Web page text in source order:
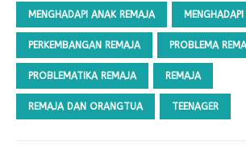
MENGHADAPI ANAK REMAJA
PERKEMBANGAN REMAJA PROBLEMA
PROBLEMATIKA REMAJA REMAJA
REMAJA DAN ORANGTUA TEENAGER